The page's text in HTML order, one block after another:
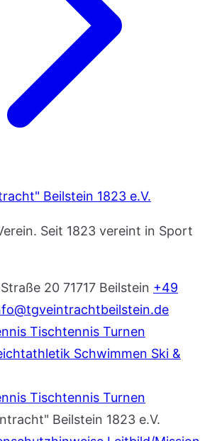
Beilstein 1823 e.V.
Seit 1823 vereint in Sport
20 71717 Beilstein +49
Tischtennis Turnen
Schwimmen Ski &
Tischtennis Turnen
Beilstein 1823 e.V.